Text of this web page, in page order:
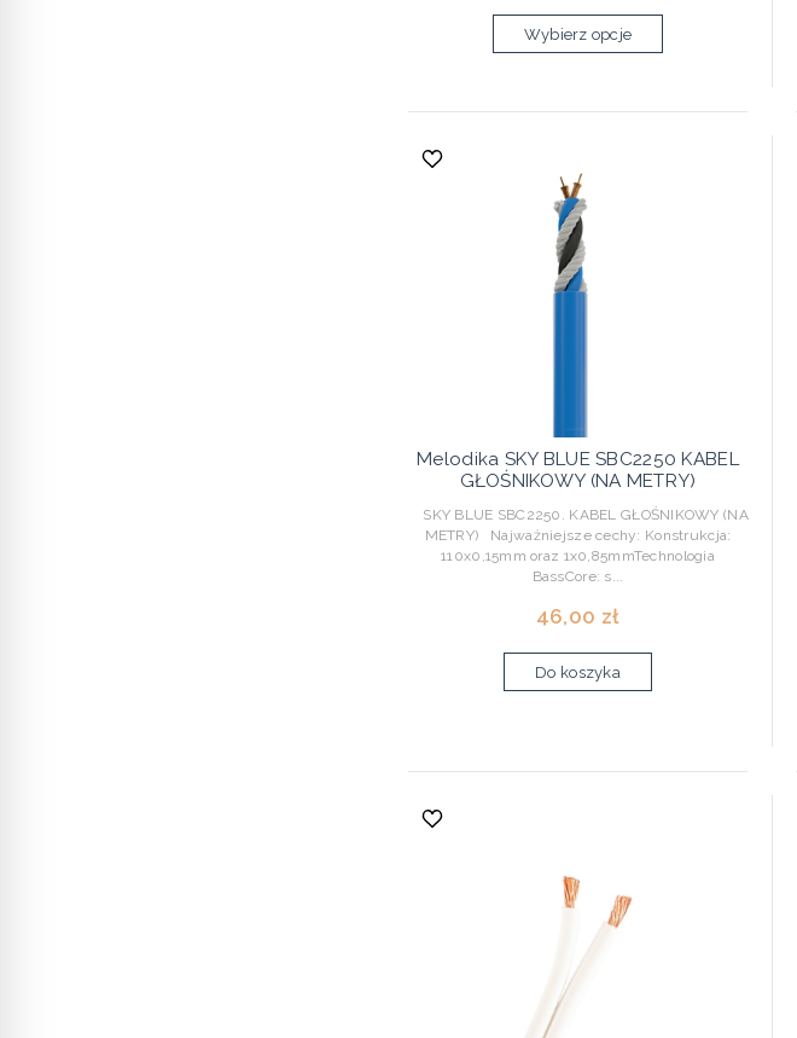
Wybierz opcje
Melodika SKY BLUE SBC2250 KABEL
GŁOŚNIKOWY (NA METRY)
SKY BLUE SBC2250. KABEL GŁOŚNIKOWY (NA
METRY) Najważniejsze cechy: Konstrukcja:
110x0,15mm oraz 1x0,85mmTechnologia
BassCore: s...
46,00 zł
Do koszyka